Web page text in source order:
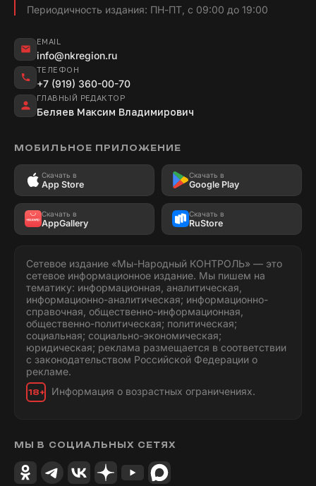
Периодичность издания: ПН-ПТ, с 09:00 до 19:00
EMAIL
info@nkregion.ru
ТЕЛЕФОН
+7 (919) 360-00-70
ГЛАВНЫЙ РЕДАКТОР
Беляев Максим Владимирович
МОБИЛЬНОЕ ПРИЛОЖЕНИЕ
Скачать в
App Store
Скачать в
Google Play
Скачать в
AppGallery
Скачать в
RuStore
Сетевое издание «Мы-Народный КОНТРОЛЬ» — это
сетевое информационное издание. Мы пишем на
тематику: информационная, аналитическая,
информационно-аналитическая; информационно-
справочная, общественно-информационная,
общественно-политическая; политическая;
социальная; социально-экономическая;
юридическая; реклама размещается в соответствии
с законодательством Российской Федерации о
рекламе.
18+ Информация о возрастных ограничениях.
МЫ В СОЦИАЛЬНЫХ СЕТЯХ